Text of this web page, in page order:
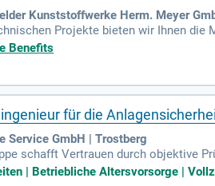
Kunststoffwerke Herm. Meyer
Projekte bieten wir Ihnen
auf der effektiven Erstellung von
Erste Erfahrungen in
persönliche Initiative und
Benefits
für die
Service GmbH | Trostberg
schafft Vertrauen durch objektive
vielfältige Aufgaben im
| Betriebliche Altersvorsorge |